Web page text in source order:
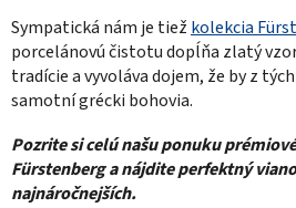
Sympatická nám je tiež kolekcia
porcelánovú čistotu dopĺňa zlatý
tradície a vyvoláva dojem, že by z
samotní grécki bohovia.
Pozrite si celú našu ponuku
Fürstenberg a nájdite perfektný
najnáročnejších.